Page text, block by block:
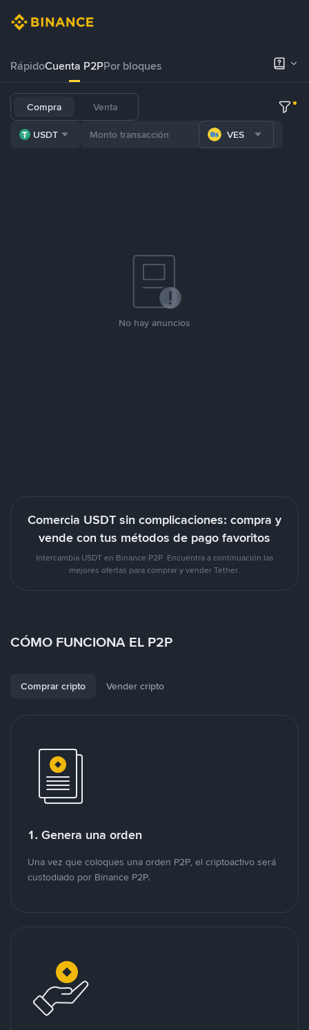
RápidoCuenta P2PPor bloques
Compra Venta
USDT VES
No hay anuncios
Comercia USDT sin complicaciones: compra y
vende con tus métodos de pago favoritos
Intercambia USDT en Binance P2P. Encuentra a continuación las
mejores ofertas para comprar y vender Tether.
CÓMO FUNCIONA EL P2P
Comprar cripto Vender cripto
1. Genera una orden
Una vez que coloques una orden P2P, el criptoactivo será
custodiado por Binance P2P.